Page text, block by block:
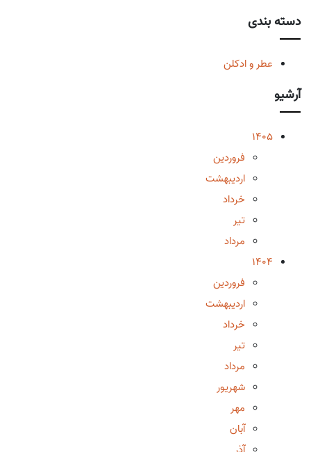
دسته بندی
عطر و ادکلن
آرشیو
1405
فروردین
اردیبهشت
خرداد
تیر
مرداد
1404
فروردین
اردیبهشت
خرداد
تیر
مرداد
شهریور
مهر
آبان